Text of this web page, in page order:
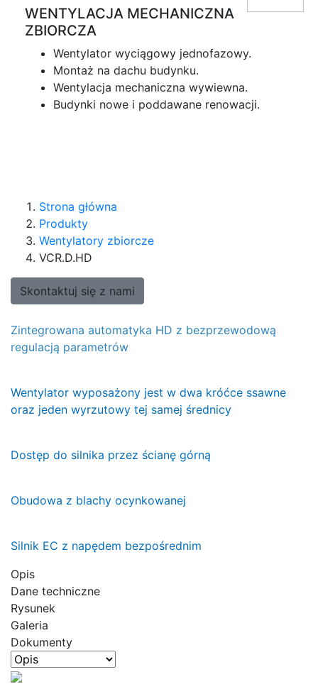
WENTYLACJA MECHANICZNA
ZBIORCZA
Wentylator wyciągowy jednofazowy.
Montaż na dachu budynku.
Wentylacja mechaniczna wywiewna.
Budynki nowe i poddawane renowacji.
Strona główna
Produkty
Wentylatory zbiorcze
VCR.D.HD
Skontaktuj się z nami
Zintegrowana automatyka HD z bezprzewodową
regulacją parametrów
Wentylator wyposażony jest w dwa króćce ssawne
oraz jeden wyrzutowy tej samej średnicy
Dostęp do silnika przez ścianę górną
Obudowa z blachy ocynkowanej
Silnik EC z napędem bezpośrednim
Opis
Dane techniczne
Rysunek
Galeria
Dokumenty